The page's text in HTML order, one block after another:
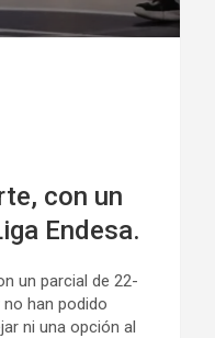
con un
Endesa.
un parcial de 22-
han podido
ni una opción al